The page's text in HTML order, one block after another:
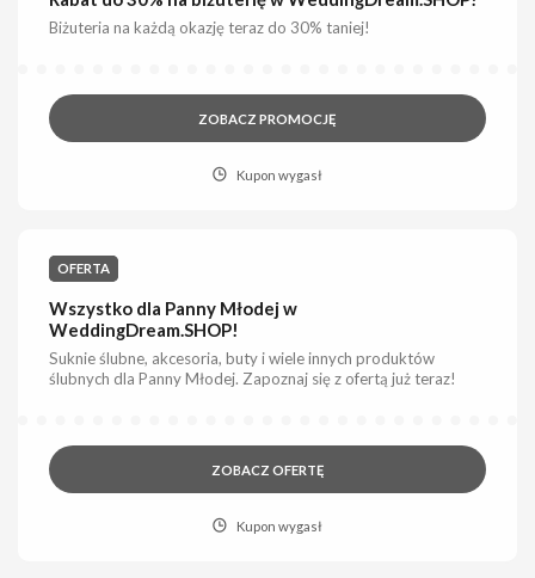
Biżuteria na każdą okazję teraz do 30% taniej!
ZOBACZ PROMOCJĘ
Kupon wygasł
OFERTA
Wszystko dla Panny Młodej w
WeddingDream.SHOP!
Suknie ślubne, akcesoria, buty i wiele innych produktów
ślubnych dla Panny Młodej. Zapoznaj się z ofertą już teraz!
ZOBACZ OFERTĘ
Kupon wygasł